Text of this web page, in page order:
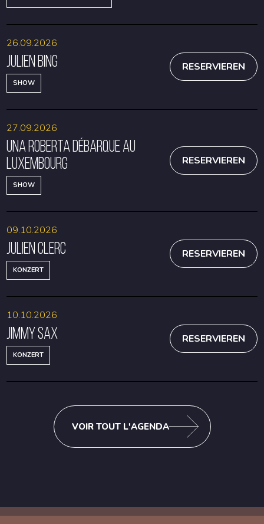
Julien Bing
SHOW
26.09.2026
RESERVIEREN
Una Roberta débarque au
Luxembourg
SHOW
27.09.2026
RESERVIEREN
Julien Clerc
KONZERT
09.10.2026
RESERVIEREN
Jimmy Sax
KONZERT
10.10.2026
RESERVIEREN
VOIR TOUT L'AGENDA